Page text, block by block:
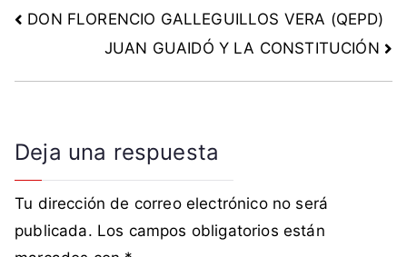
n
i
s
c
i
DON FLORENCIO GALLEGUILLOS VERA (QEPD)
JUAN GUAIDÓ Y LA CONSTITUCIÓN
Deja una respuesta
Tu dirección de correo electrónico no será
publicada. Los campos obligatorios están